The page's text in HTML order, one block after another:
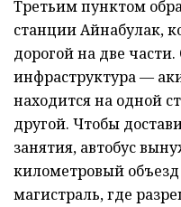
Третьим пунктом
станции Айнабулак,
дорогой на две
инфраструктура —
находится на одной
другой. Чтобы
занятия, автобус
километровый
магистраль, где